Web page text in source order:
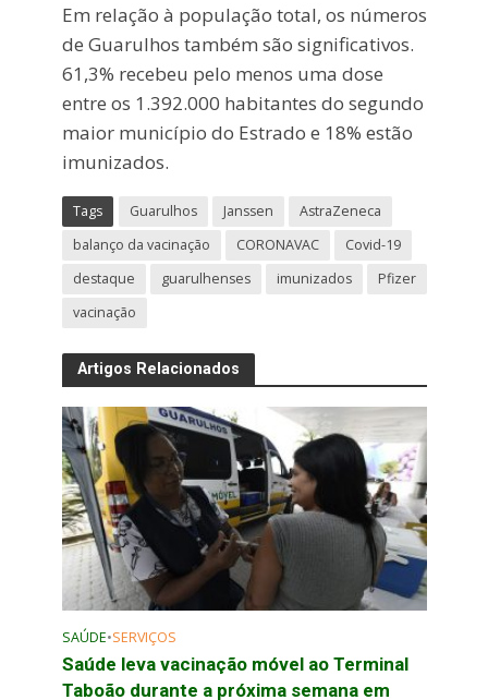
Em relação à população total, os números
de Guarulhos também são significativos.
61,3% recebeu pelo menos uma dose
entre os 1.392.000 habitantes do segundo
maior município do Estrado e 18% estão
imunizados.
Tags Guarulhos Janssen
AstraZeneca
balanço da vacinação
CORONAVAC
Covid-19
destaque
guarulhenses imunizados
Pfizer
vacinação
Artigos Relacionados
SAÚDE•SERVIÇOS
Saúde leva vacinação móvel ao Terminal
Taboão durante a próxima semana em